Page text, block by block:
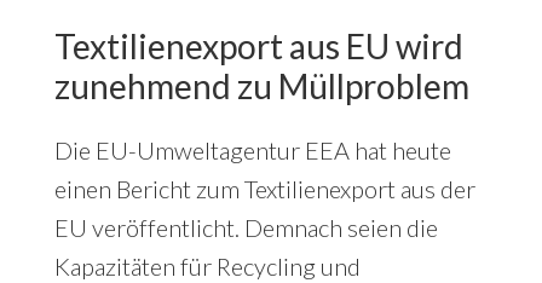
Textilienexport aus EU wird
zunehmend zu Müllproblem
Die EU-Umweltagentur EEA hat heute
einen Bericht zum Textilienexport aus der
EU veröffentlicht. Demnach seien die
Kapazitäten für Recycling und